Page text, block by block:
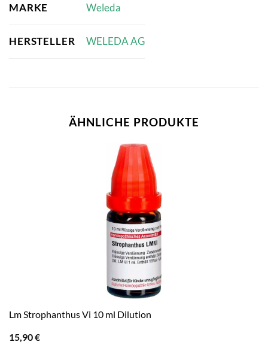
MARKE Weleda
HERSTELLER WELEDA AG
ÄHNLICHE PRODUKTE
Lm Strophanthus Vi 10 ml Dilution
15,90€